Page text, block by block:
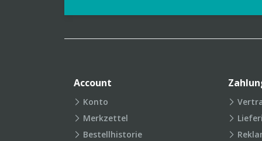
Account
Konto
Merkzettel
Bestellhistorie